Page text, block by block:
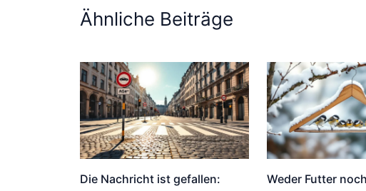
Ähnliche Beiträge
Die Nachricht ist gefallen:
Weder Futter